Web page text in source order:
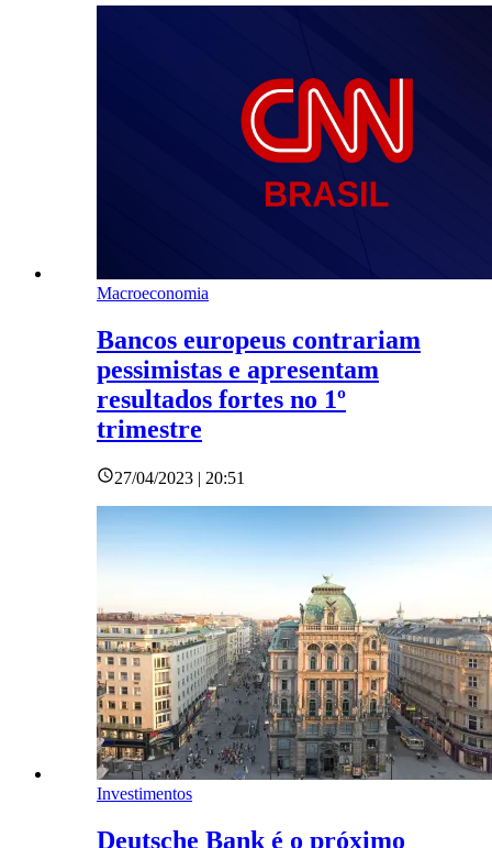
Macroeconomia
Bancos europeus contrariam
pessimistas e apresentam
resultados fortes no 1º
trimestre
27/04/2023 | 20:51
Investimentos
Deutsche Bank é o próximo